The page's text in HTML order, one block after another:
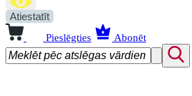
Atiestatīt
Pieslēgties Abonēt